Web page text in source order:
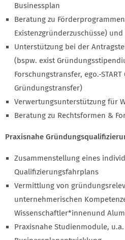
Businessplan
Beratung zu
Existenzgründerzuschüsse)
Unterstützung bei der
(bspw. exist
Forschungstransfer, ego.-
Gründungstransfer)
Verwertungsunterstützung für
Beratung zu Rechtsformen &
Praxisnahe
Zusammenstellung eines
Qualifizierungsfahrplans
Vermittlung von
unternehmerischen
Wissenschaftler*innenund
Praxisnahe Studienmodule,